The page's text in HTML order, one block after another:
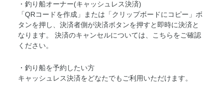
・釣り船オーナー(キャッシュレス決済)
「QRコードを作成」または「クリップボードにコピー」ボ
タンを押し、決済者側が決済ボタンを押すと即時に決済と
なります。 決済のキャンセルについては、 こちら をご確認
ください。
・釣り船を予約したい方
キャッシュレス決済をどなたでもご利用いただけます。